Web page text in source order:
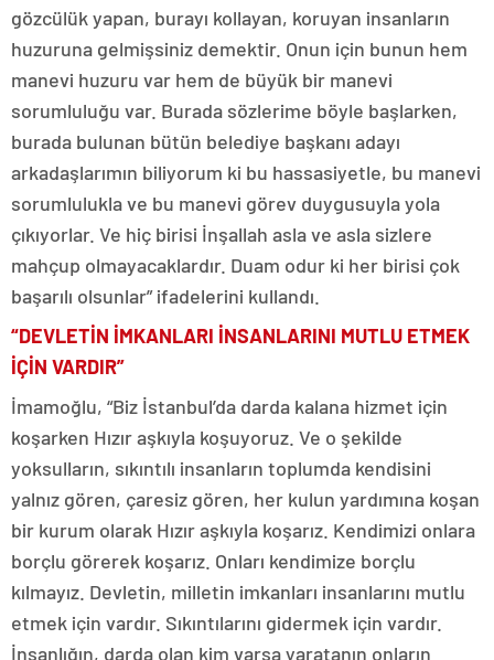
gözcülük yapan, burayı kollayan, koruyan insanların
huzuruna gelmişsiniz demektir. Onun için bunun hem
manevi huzuru var hem de büyük bir manevi
sorumluluğu var. Burada sözlerime böyle başlarken,
burada bulunan bütün belediye başkanı adayı
arkadaşlarımın biliyorum ki bu hassasiyetle, bu manevi
sorumlulukla ve bu manevi görev duygusuyla yola
çıkıyorlar. Ve hiç birisi İnşallah asla ve asla sizlere
mahçup olmayacaklardır. Duam odur ki her birisi çok
başarılı olsunlar” ifadelerini kullandı.
“DEVLETİN İMKANLARI İNSANLARINI MUTLU ETMEK
İÇİN VARDIR”
İmamoğlu, “Biz İstanbul’da darda kalana hizmet için
koşarken Hızır aşkıyla koşuyoruz. Ve o şekilde
yoksulların, sıkıntılı insanların toplumda kendisini
yalnız gören, çaresiz gören, her kulun yardımına koşan
bir kurum olarak Hızır aşkıyla koşarız. Kendimizi onlara
borçlu görerek koşarız. Onları kendimize borçlu
kılmayız. Devletin, milletin imkanları insanlarını mutlu
etmek için vardır. Sıkıntılarını gidermek için vardır.
İnsanlığın, darda olan kim varsa yaratanın onların